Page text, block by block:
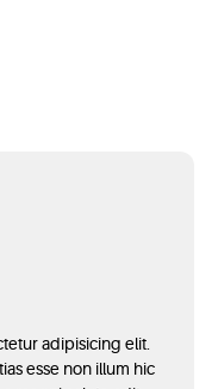
adipisicing elit.
esse non illum hic